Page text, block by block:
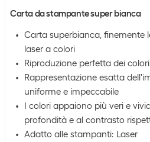
Carta da stampante super bianca
Carta superbianca, finemente
laser a colori
Riproduzione perfetta dei colori
Rappresentazione esatta
uniforme e impeccabile
I colori appaiono più veri e
profondità e al contrasto
Adatto alle stampanti: Laser